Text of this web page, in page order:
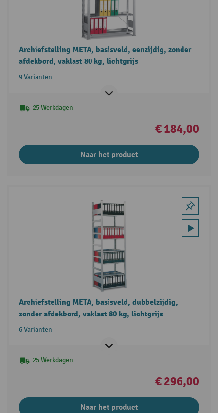
Archiefstelling META, basisveld, eenzijdig, zonder
afdekbord, vaklast 80 kg, lichtgrijs
9 Varianten
25 Werkdagen
€ 184,00
Naar het product
Archiefstelling META, basisveld, dubbelzijdig,
zonder afdekbord, vaklast 80 kg, lichtgrijs
6 Varianten
25 Werkdagen
€ 296,00
Naar het product